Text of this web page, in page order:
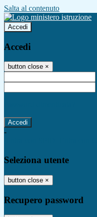
Salta al contenuto
Accedi
Accedi
button close ×
-
Seleziona utente
button close ×
Recupero password